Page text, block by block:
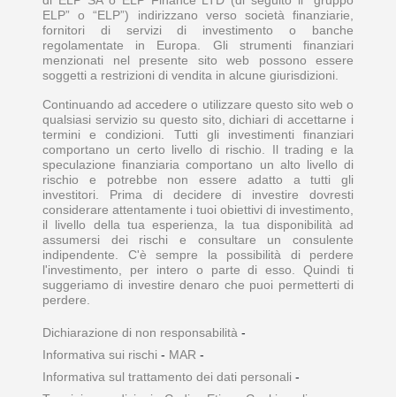
ELP” o “ELP”) indirizzano verso società finanziarie,
fornitori di servizi di investimento o banche
regolamentate in Europa. Gli strumenti finanziari
menzionati nel presente sito web possono essere
soggetti a restrizioni di vendita in alcune giurisdizioni.
Continuando ad accedere o utilizzare questo sito web o
qualsiasi servizio su questo sito, dichiari di accettarne i
termini e condizioni. Tutti gli investimenti finanziari
comportano un certo livello di rischio. Il trading e la
speculazione finanziaria comportano un alto livello di
rischio e potrebbe non essere adatto a tutti gli
investitori. Prima di decidere di investire dovresti
considerare attentamente i tuoi obiettivi di investimento,
il livello della tua esperienza, la tua disponibilità ad
assumersi dei rischi e consultare un consulente
indipendente. C'è sempre la possibilità di perdere
l'investimento, per intero o parte di esso. Quindi ti
suggeriamo di investire denaro che puoi permetterti di
perdere.
Dichiarazione di non responsabilità -
Informativa sui rischi - MAR -
Informativa sul trattamento dei dati personali -